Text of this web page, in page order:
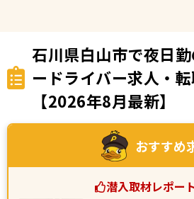
石川県白山市で夜日
ードライバー求人・
【2026年8月最新】
おすすめ
潜入取材レポー